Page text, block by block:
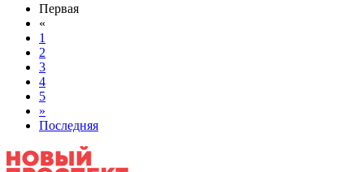
Первая
«
1
2
3
4
5
»
Последняя